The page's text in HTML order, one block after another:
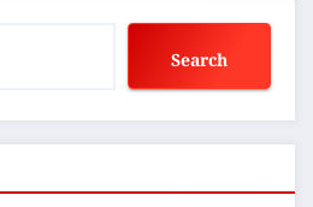
Search